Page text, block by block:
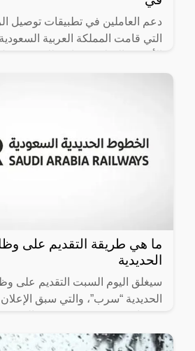
دعم العاملين في تطبيقات توصيل
التي قامت المملكة العربية
العاملين في
ما هي طريقة التقديم على
الحديدية
سيغلق اليوم السبت التقديم على
الحديدية “سرب”، والتي سبق
أعلن المعهد